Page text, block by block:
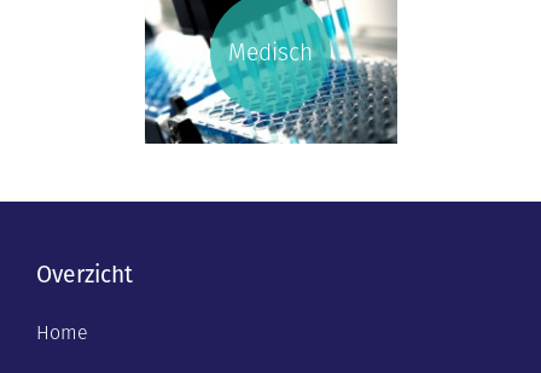
Medisch
Overzicht
Home